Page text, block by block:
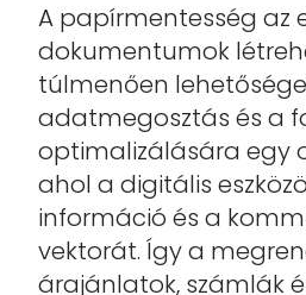
A papírmentesség az
dokumentumok
túlmenően
adatmegosztás és a
optimalizálására egy
ahol a digitális
információ és a
vektorát. Így a
árajánlatok, számlák